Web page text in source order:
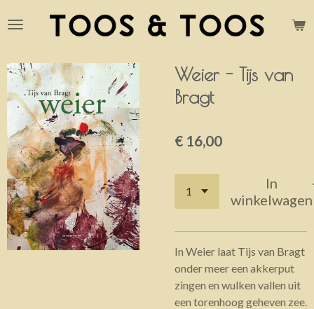
direct
de
hoofdinhoud
Weier - Tijs van
Bragt
€ 16,00
In
winkelwagen
In Weier laat Tijs van Bragt
onder meer een akkerput
zingen en wulken vallen uit
een torenhoog geheven zee.